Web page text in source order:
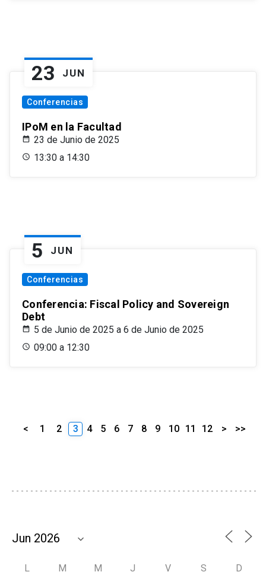
23 JUN
Conferencias
IPoM en la Facultad
23 de Junio de 2025
13:30 a 14:30
5 JUN
Conferencias
Conferencia: Fiscal Policy and Sovereign
Debt
5 de Junio de 2025 a 6 de Junio de 2025
09:00 a 12:30
< 1 2 3 4 5 6 7 8 9 10 11 12 > >>
L M M J V S D